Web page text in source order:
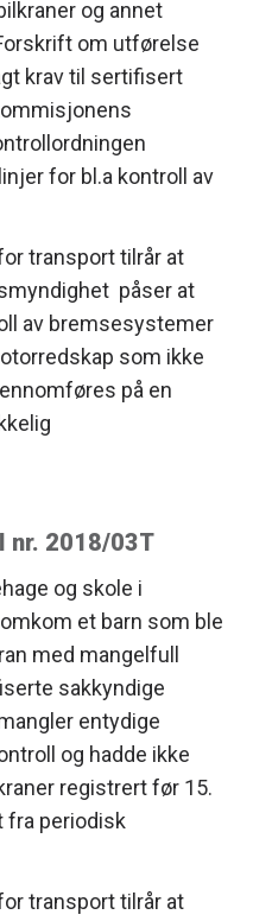
og annet
om utførelse
krav til sertifisert
for bl.a kontroll av
transport tilrår at
påser at
av bremsesystemer
som ikke
på en
nr. 2018/03T
og skole i
et barn som ble
med mangelfull
sakkyndige
entydige
og hadde ikke
registrert før 15.
fra periodisk
transport tilrår at